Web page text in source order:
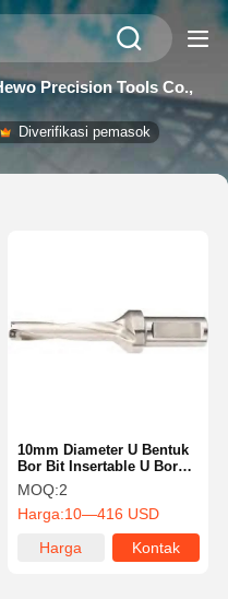
Precision Tools Co.,
Diverifikasi pemasok
10mm Diameter U Bentuk
Bor Bit Insertable U Bor
Kekuatan tinggi untuk
pendingin internal
eksternal
MOQ:2
Harga:10—416 USD
Harga
Kontak